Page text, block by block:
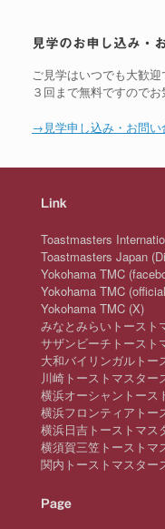
見学のお申し込み・
ご見学はいつでも大歓迎
３回まで無料ですのでお
→見学申し込み・お問い
Link
Toastmasters
Toastmasters Japan
Yokohama TMC
Yokohama TMC
Yokohama TMC (X)
みなとみらいトースト
サザンビーチトースト
大和バイリンガルトー
川崎トーストマスター
横浜オーシャントース
横浜フロンティアトー
横浜日吉トーストマス
横須賀三笠トーストマ
関内トーストマスター
Page